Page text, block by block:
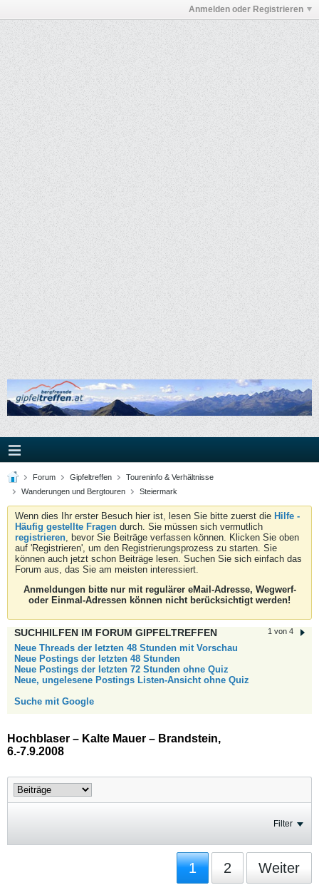
Anmelden oder Registrieren
Forum Gipfeltreffen
Toureninfo & Verhältnisse
Wanderungen und Bergtouren
Steiermark
Wenn dies Ihr erster Besuch hier ist, lesen Sie bitte zuerst die Hilfe -
Häufig gestellte Fragen durch. Sie müssen sich vermutlich
registrieren, bevor Sie Beiträge verfassen können. Klicken Sie oben
auf 'Registrieren', um den Registrierungsprozess zu starten. Sie
können auch jetzt schon Beiträge lesen. Suchen Sie sich einfach das
Forum aus, das Sie am meisten interessiert.
Anmeldungen bitte nur mit regulärer eMail-Adresse, Wegwerf-
oder Einmal-Adressen können nicht berücksichtigt werden!
1 von 4
SUCHHILFEN IM FORUM GIPFELTREFFEN
Neue Threads der letzten 48 Stunden mit Vorschau
Neue Postings der letzten 48 Stunden
Neue Postings der letzten 72 Stunden ohne Quiz
Neue, ungelesene Postings Listen-Ansicht ohne Quiz
Suche mit Google
Hochblaser – Kalte Mauer – Brandstein,
6.-7.9.2008
Filter
1 2 Weiter